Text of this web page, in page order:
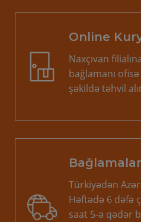
Online
Naxçıvan
bağlamanı
şəkildə təhvil
Türkiyədən
Həftədə 6 dəfə
saat 5-ə qədər